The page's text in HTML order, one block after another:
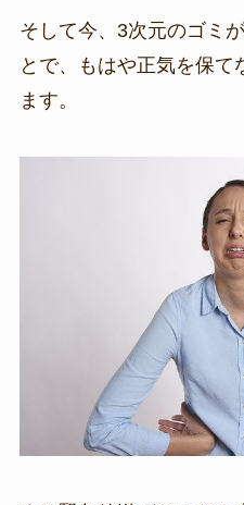
そして今、3次元のゴミ
とで、もはや正気を保て
ます。